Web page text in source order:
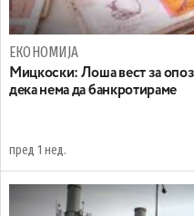
ЕКОНОМИЈА
Мицкоски: Лоша вест за
дека нема да банкротираме
пред 1 нед.